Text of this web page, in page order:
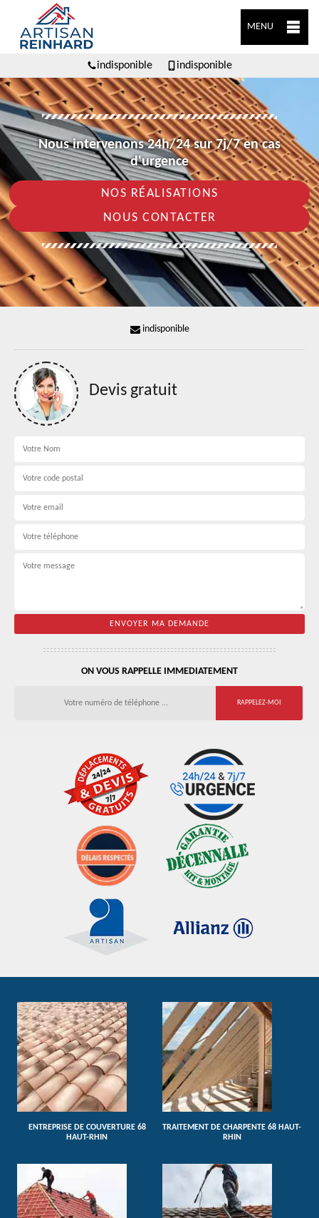
MENU
indisponible indisponible
Nous intervenons 24h/24 sur 7j/7 en cas
d'urgence
NOS RÉALISATIONS
NOUS CONTACTER
indisponible
Devis gratuit
ON VOUS RAPPELLE IMMEDIATEMENT
ENTREPRISE DE COUVERTURE 68
HAUT-RHIN
TRAITEMENT DE CHARPENTE 68 HAUT-
RHIN